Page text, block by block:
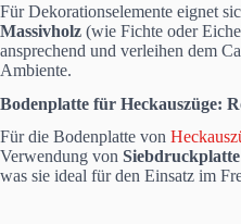
Für Dekorationselemente eignet
Massivholz (wie Fichte oder
ansprechend und verleihen dem
Ambiente.
Bodenplatte für Heckauszüge:
Für die Bodenplatte von
Verwendung von Siebdruckplatte
was sie ideal für den Einsatz im